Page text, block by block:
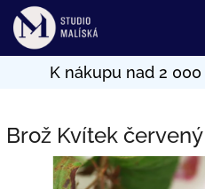
Přejít
obsah
Brož Kvítek